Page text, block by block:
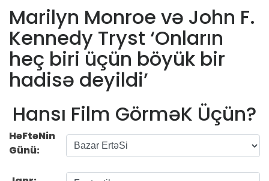
Marilyn Monroe və John F.
Kennedy Tryst ‘Onların
heç biri üçün böyük bir
hadisə deyildi’
Hansı Film GörməK Üçün?
HəFtəNin
Günü: